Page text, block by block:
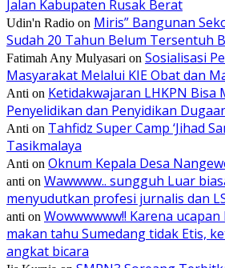
Jalan Kabupaten Rusak Berat
Udin'n Radio on Miris” Bangunan
Sudah 20 Tahun Belum Tersentuh
Fatimah Any Mulyasari on Sosialisasi
Masyarakat Melalui KIE Obat dan
Anti on Ketidakwajaran LHKPN
Penyelidikan dan Penyidikan
Anti on Tahfidz Super Camp ‘Jihad
Tasikmalaya
Anti on Oknum Kepala Desa
anti on Wawwww.. sungguh Luar
menyudutkan profesi jurnalis dan
anti on Wowwwwww!! Karena
makan tahu Sumedang tidak Etis,
angkat bicara